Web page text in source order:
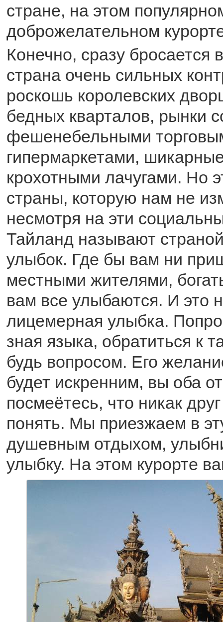
стране, на этом
доброжелательном
Конечно, сразу бросается
страна очень сильных
роскошь королевских
бедных кварталов, рынки
фешенебельными
гипермаркетами,
крохотными лачугами. Но
страны, которую нам не
несмотря на эти
Тайланд называют
улыбок. Где бы вам ни
местными жителями,
вам все улыбаются. И это
лицемерная улыбка.
зная языка, обратиться к
будь вопросом. Его
будет искренним, вы оба
посмеётесь, что никак
понять. Мы приезжаем в
душевным отдыхом,
улыбку. На этом курорте